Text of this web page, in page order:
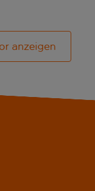
anzeigen